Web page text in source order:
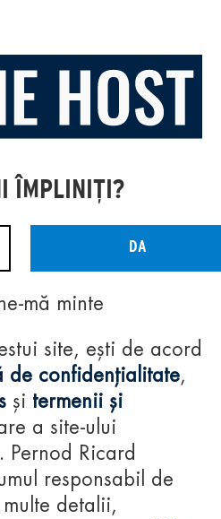
ÎMPLINIȚI?
DA
mă minte
site, ești de acord
de confidențialitate,
și termenii și
a site-ului
Pernod Ricard
responsabil de
detalii,